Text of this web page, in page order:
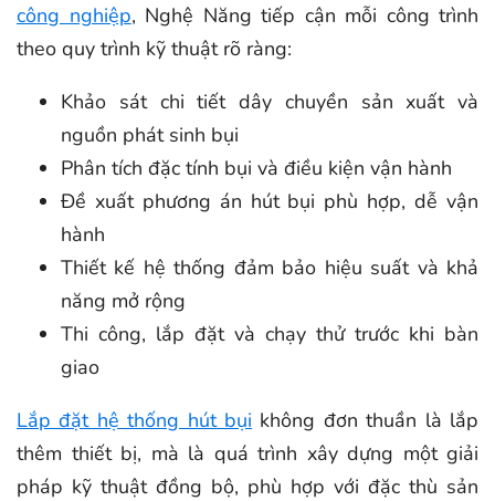
công nghiệp, Nghệ Năng tiếp cận mỗi công trình
theo quy trình kỹ thuật rõ ràng:
Khảo sát chi tiết dây chuyền sản xuất và
nguồn phát sinh bụi
Phân tích đặc tính bụi và điều kiện vận hành
Đề xuất phương án hút bụi phù hợp, dễ vận
hành
Thiết kế hệ thống đảm bảo hiệu suất và khả
năng mở rộng
Thi công, lắp đặt và chạy thử trước khi bàn
giao
Lắp đặt hệ thống hút bụi không đơn thuần là lắp
thêm thiết bị, mà là quá trình xây dựng một giải
pháp kỹ thuật đồng bộ, phù hợp với đặc thù sản